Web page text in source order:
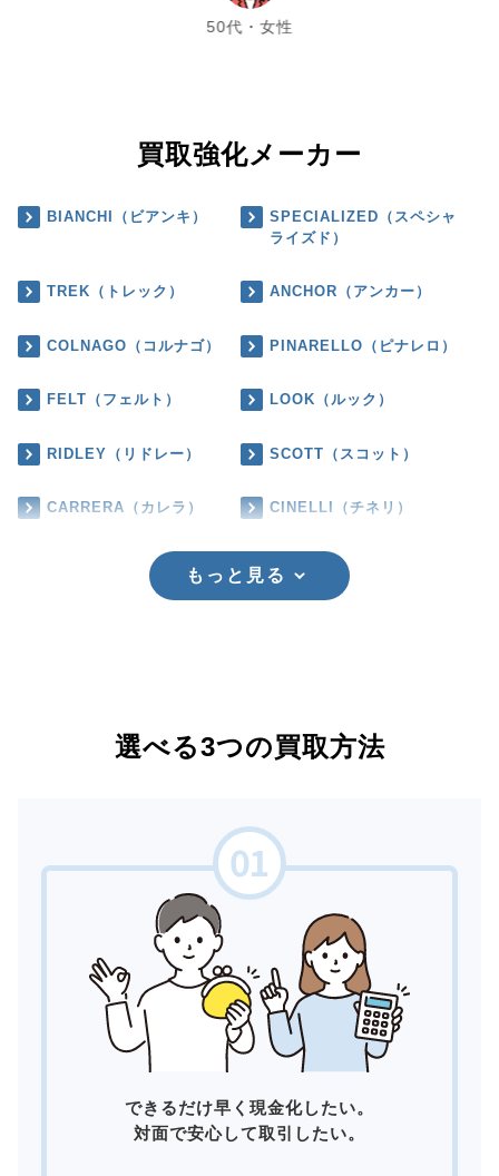
50代・女性
買取強化メーカー
BIANCHI（ビアンキ）
SPECIALIZED（スペシャ
ライズド）
TREK（トレック） ANCHOR（アンカー）
COLNAGO（コルナゴ） PINARELLO（ピナレロ）
FELT（フェルト） LOOK（ルック）
RIDLEY（リドレー） SCOTT（スコット）
CARRERA（カレラ） CINELLI（チネリ）
もっと見る
選べる3つの買取方法
できるだけ早く現金化したい。
対面で安心して取引したい。